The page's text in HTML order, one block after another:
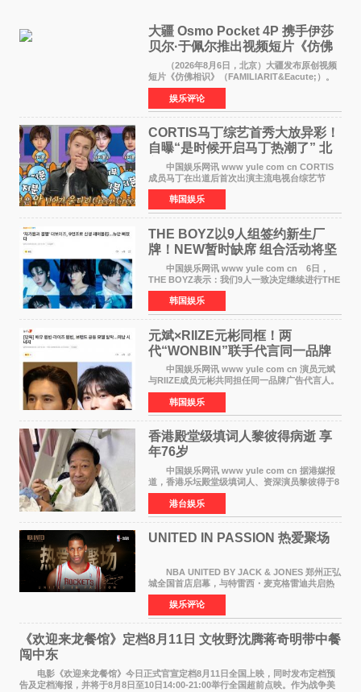
大疆 Osmo Pocket 4P 携手伊莎
贝尔·于佩尔推出视频短片《仿佛
相识》
（2026年8月6日，北京）大疆发布原创视频
短片《仿佛相识》（FAMILIARIT&Eacute;）。
视频短片由戛纳国际电影节最佳女演员伊莎贝尔·
于佩尔（Isabelle Huppert）主演，全程使用大
疆首款双主摄口
娱乐评论
CORTIS马丁综艺首秀大放异彩！
自曝“是时候开启马丁热潮了” 北
美巡演火热进行中
中国娱乐网讯 www yule com cn CORTIS
成员马丁在出道后首次出演主流电视台综艺节
目，展现了多才多艺的魅力。 马丁出演了5日
播出的MBC《Radio Star》Fashion与Passion
之间，I&lsquo;m
韩国娱乐
THE BOYZ以9人组签约新生厂
牌！NEW暂时缺席 组合活动将坚
定不移继续
中国娱乐网讯 www yule com cn 6日，
THE BOYZ表示：我们9人一致决定继续进行THE
BOYZ组合活动，并且已经完成了组合团体活动
签约。目前正在新生厂牌下进行活动准备。尚未
离开THE BOYZ原所
韩国娱乐
元斌×RIIZE元彬同框！两
代“WONBIN”联手代言同一品牌
颜值天花板合体
中国娱乐网讯 www yule com cn 演员元斌
与RIIZE成员元彬共同担任同一品牌广告代言人。
6日据独家报道，继演员元斌之后，RIIZE元彬最
近也被选为某在线中介平台A公司的共同广告代言
人，两人将作
韩国娱乐
香港殿堂级填词人黎彼得病逝 享
年76岁​
中国娱乐网讯 www yule com cn 据港媒报
道，香港乐坛殿堂级填词人、资深演员黎彼得于8
月5日上午因病离世，终年76岁。好友钟志光透
露，黎彼得今年3月中风后便卧床休养，身体机能
持续衰退，最
港台娱乐
UNITED IN PASSION 热爱聚场
NBA UNITED BY JACK & JONES 郑州正弘
城全国首店启幕，与特雷西・麦克格雷迪共启热
爱 2026 年7 月21 日，
NBAUNITEDBYJACK&JONES 全国首店，于郑
州正弘城正式启幕。NBA 传奇球星
娱乐评论
《欢迎来龙餐馆》定档8月11日 文牧野沈腾蒋奇明带中餐
闯中东
电影《欢迎来龙餐馆》今日正式官宣定档8月11日全国上映，同时发布定档预
告及定档海报，并将于8月8日至10日14:00-21:00举行全国超前点映。作为战争美